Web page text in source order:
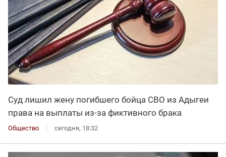
Суд лишил жену погибшего бойца СВО из Адыгеи
права на выплаты из-за фиктивного брака
Общество сегодня, 18:32